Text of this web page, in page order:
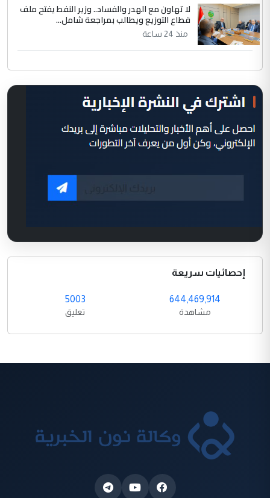
لا تهاون مع الهدر والفساد.. وزير النفط يفتح ملف
قطاع التوزيع ويطالب بمراجعة شامل...
منذ 24 ساعة
إحصائيات سريعة
644,469,914
مشاهدة
5003
تعليق